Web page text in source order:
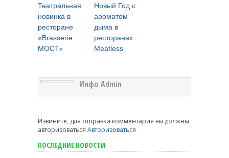
Театральная
новинка в
ресторане
«Brasserie
МОСТ»
Новый Год с
ароматом
дыма в
ресторанах
Meatless
Инфо Admin
Извините, для отправки комментария вы должны
авторизоваться Авторизоваться
ПОСЛЕДНИЕ НОВОСТИ